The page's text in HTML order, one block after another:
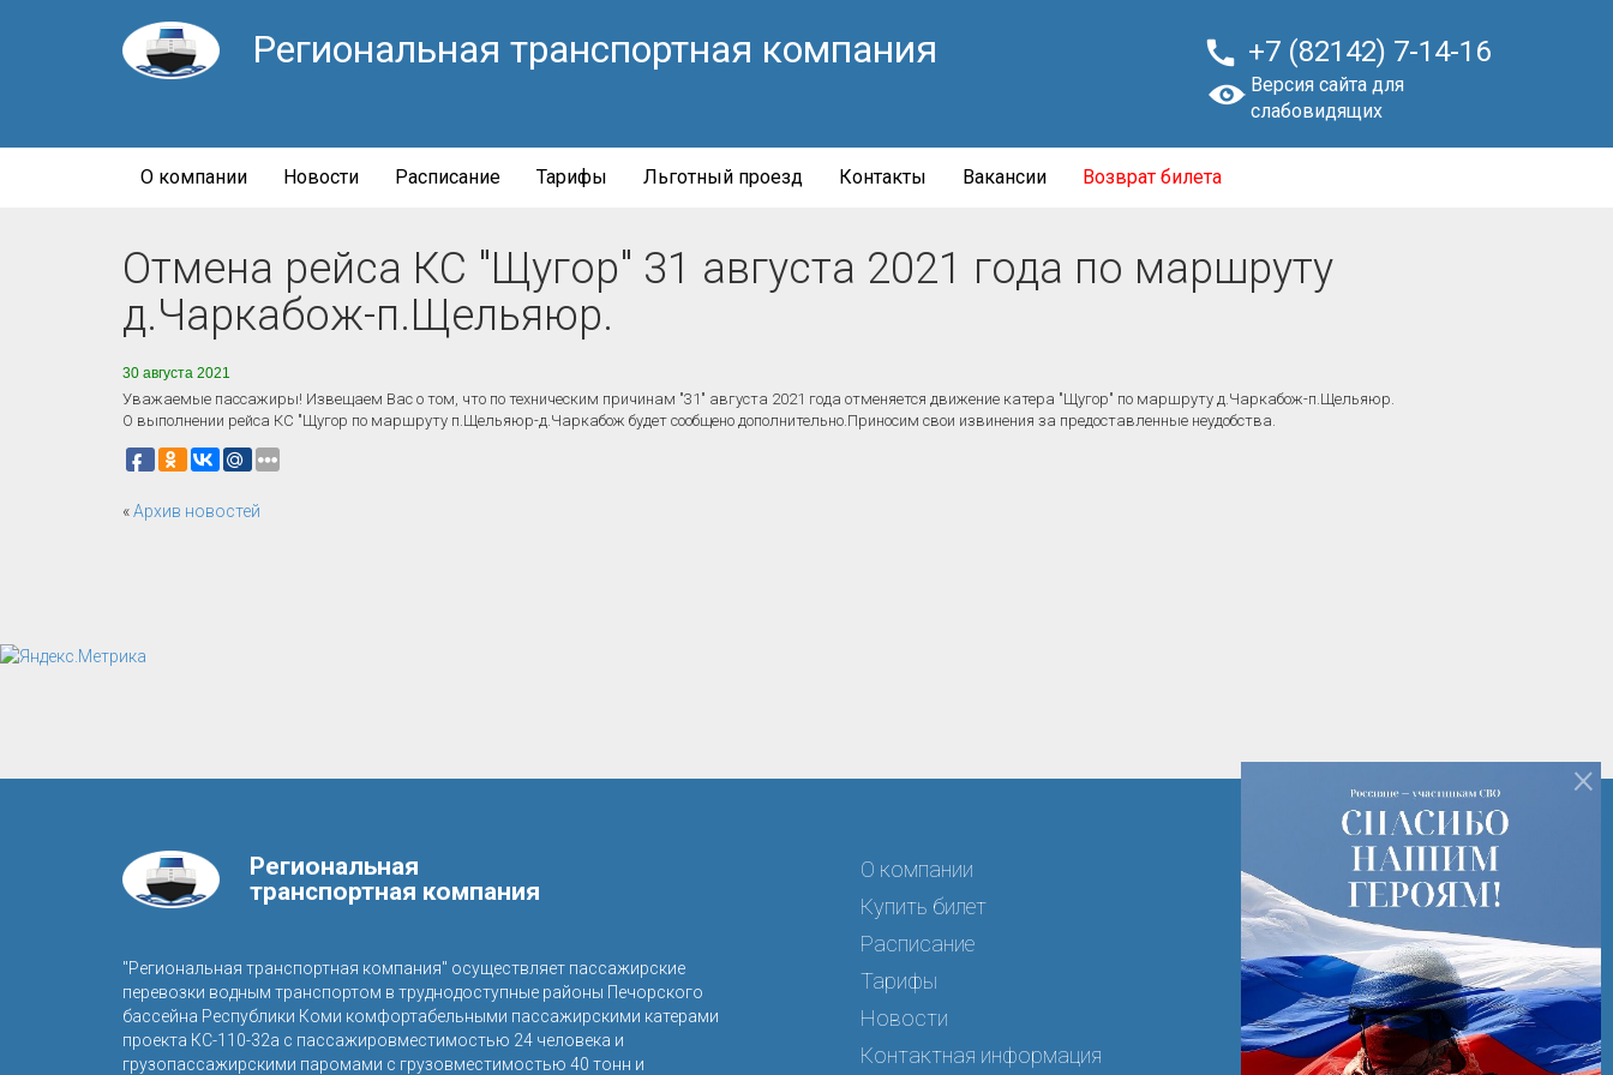
Региональная транспортная компания  +7 (82142) 7-14-16
Версия сайта для
слабовидящих
О компании Новости Расписание Тарифы Льготный проезд Контакты Вакансии Возврат билета
Отмена рейса КС "Щугор" 31 августа 2021 года по маршруту
д.Чаркабож-п.Щельяюр.
30 августа 2021
Уважаемые пассажиры! Извещаем Вас о том, что по техническим причинам "31" августа 2021 года отменяется движение катера "Щугор" по маршруту д.Чаркабож-п.Щельяюр.
О выполнении рейса КС "Щугор по маршруту п.Щельяюр-д.Чаркабож будет сообщено дополнительно.Приносим свои извинения за предоставленные неудобства.
«Архив новостей
Региональная
транспортная компания
"Региональная транспортная компания" осуществляет пассажирские
перевозки водным транспортом в труднодоступные районы Печорского
бассейна Республики Коми комфортабельными пассажирскими катерами
проекта КС-110-32а с пассажировместимостью 24 человека и
грузопассажирскими паромами с грузовместимостью 40 тонн и
О компании
Купить билет
Расписание
Тарифы
Новости
Контактная информация
+7 (82142) 7-14-16
+7 (82142) 3-28-15
РК г. Печора ул. Лесная д. 2
ooortk-2011@mail.ru
×